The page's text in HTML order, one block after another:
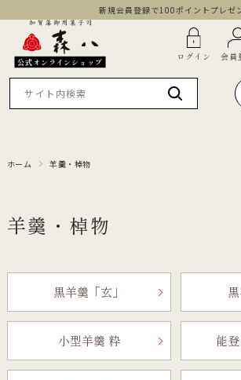
新規会員登録で100ポイントプレゼ
公式オンラインショップ ログイン 会員
ホーム 羊羹・棹物
羊羹・棹物
黒羊羹「玄」
小型羊羹 粋 能